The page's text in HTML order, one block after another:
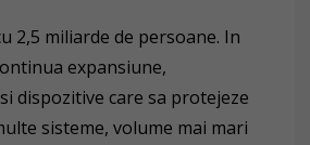
2,5 miliarde de persoane. In
expansiune,
dispozitive care sa protejeze
sisteme, volume mai mari